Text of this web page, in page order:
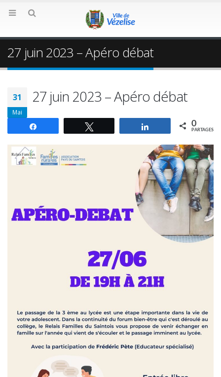
27 juin 2023 – Apéro débat
31
Mai
27 juin 2023 – Apéro débat
Partagez 0
PARTAGES